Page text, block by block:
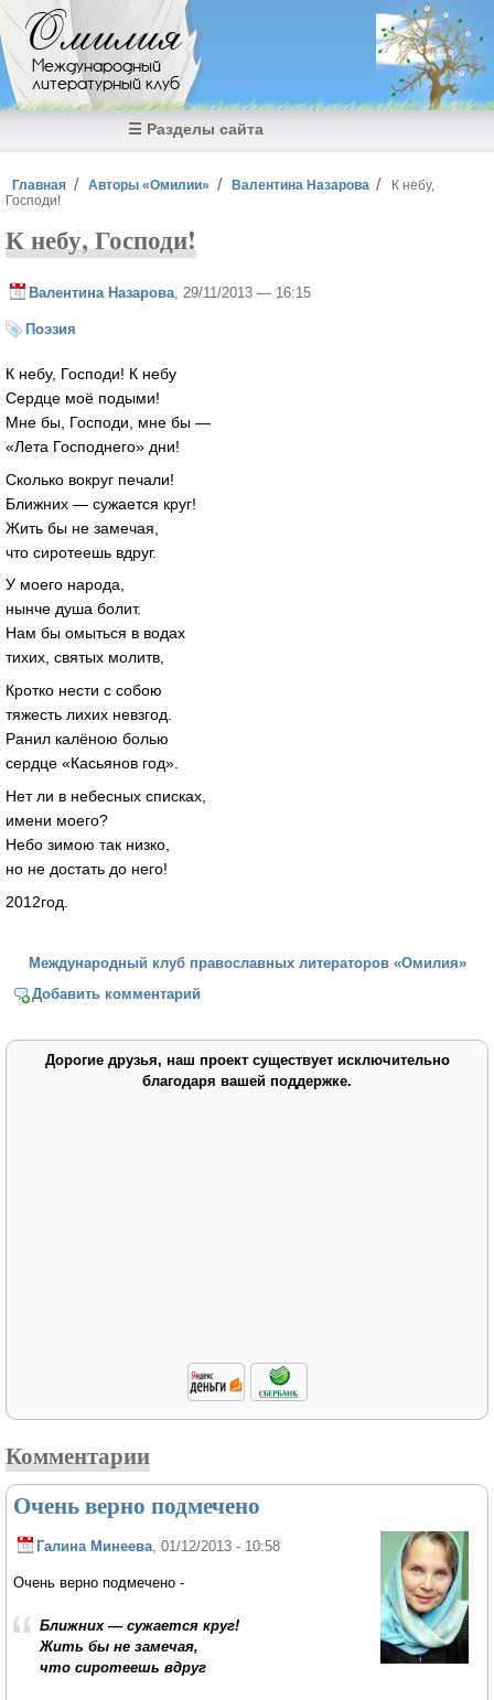
Перейти к основному содержанию
Омилия
Международный
литературный клуб
☰ Разделы сайта
Вы здесь
Главная Авторы «Омилии» Валентина Назарова
К небу,
Господи!
К небу, Господи!
Валентина Назарова , 29/11/2013 — 16:15
Поэзия
К небу, Господи! К небу
Сердце моё подыми!
Мне бы, Господи, мне бы —
«Лета Господнего» дни!
Сколько вокруг печали!
Ближних — сужается круг!
Жить бы не замечая,
что сиротеешь вдруг.
У моего народа,
нынче душа болит.
Нам бы омыться в водах
тихих, святых молитв,
Кротко нести с собою
тяжесть лихих невзгод.
Ранил калёною болью
сердце «Касьянов год».
Нет ли в небесных списках,
имени моего?
Небо зимою так низко,
но не достать до него!
2012год.
Международный клуб православных литераторов «Омилия»
Добавить комментарий
Дорогие друзья, наш проект существует исключительно
благодаря вашей поддержке.
Комментарии
Очень верно подмечено
Галина Минеева, 01/12/2013 - 10:58
Очень верно подмечено -
Ближних — сужается круг!
Жить бы не замечая,
что сиротеешь вдруг